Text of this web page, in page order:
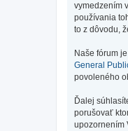
vymedzením
používania
to z dôvodu,
Naše fórum
General
povoleného
Ďalej
porušovať
upozornením